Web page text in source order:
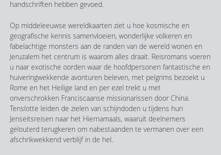
handschriften hebben gevoed.
Op middeleeuwse wereldkaarten ziet u hoe kosmische en
geografische kennis samenvloeien, wonderlijke volkeren en
fabelachtige monsters aan de randen van de wereld wonen en
Jeruzalem het centrum is waarom alles draait. Reisromans voeren
u naar exotische oorden waar de hoofdpersonen fantastische en
huiveringwekkende avonturen beleven, met pelgrims bezoekt u
Rome en het Heilige land en per ezel trekt u met
onverschrokken Franciscaanse missionarissen door China.
Tenslotte leiden de zielen van schijndoden u tijdens hun
Jenseitsreisen naar het Hiernamaals, waaruit deelnemers
gelouterd terugkeren om nabestaanden te vermanen over een
afschrikwekkend verblijf in de hel.